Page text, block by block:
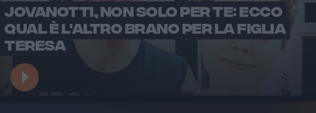
JOVANOTTI, NON SOLO PER TE: ECCO
QUAL È L'ALTRO BRANO PER LA FIGLIA
TERESA